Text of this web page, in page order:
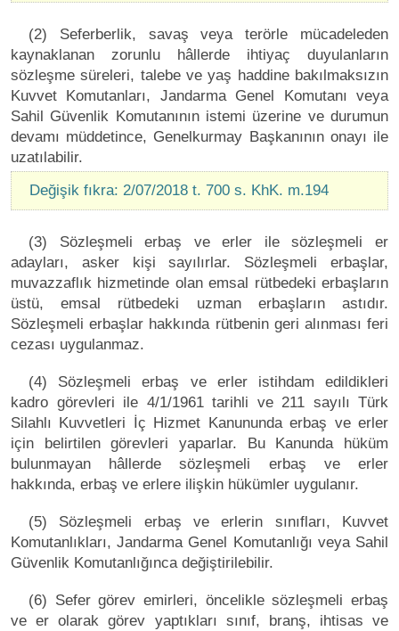
(2) Seferberlik, savaş veya terörle mücadeleden
kaynaklanan zorunlu hâllerde ihtiyaç duyulanların
sözleşme süreleri, talebe ve yaş haddine bakılmaksızın
Kuvvet Komutanları, Jandarma Genel Komutanı veya
Sahil Güvenlik Komutanının istemi üzerine ve durumun
devamı müddetince, Genelkurmay Başkanının onayı ile
uzatılabilir.
Değişik fıkra: 2/07/2018 t. 700 s. KhK. m.194
(3) Sözleşmeli erbaş ve erler ile sözleşmeli er
adayları, asker kişi sayılırlar. Sözleşmeli erbaşlar,
muvazzaflık hizmetinde olan emsal rütbedeki erbaşların
üstü, emsal rütbedeki uzman erbaşların astıdır.
Sözleşmeli erbaşlar hakkında rütbenin geri alınması feri
cezası uygulanmaz.
(4) Sözleşmeli erbaş ve erler istihdam edildikleri
kadro görevleri ile 4/1/1961 tarihli ve 211 sayılı Türk
Silahlı Kuvvetleri İç Hizmet Kanununda erbaş ve erler
için belirtilen görevleri yaparlar. Bu Kanunda hüküm
bulunmayan hâllerde sözleşmeli erbaş ve erler
hakkında, erbaş ve erlere ilişkin hükümler uygulanır.
(5) Sözleşmeli erbaş ve erlerin sınıfları, Kuvvet
Komutanlıkları, Jandarma Genel Komutanlığı veya Sahil
Güvenlik Komutanlığınca değiştirilebilir.
(6) Sefer görev emirleri, öncelikle sözleşmeli erbaş
ve er olarak görev yaptıkları sınıf, branş, ihtisas ve